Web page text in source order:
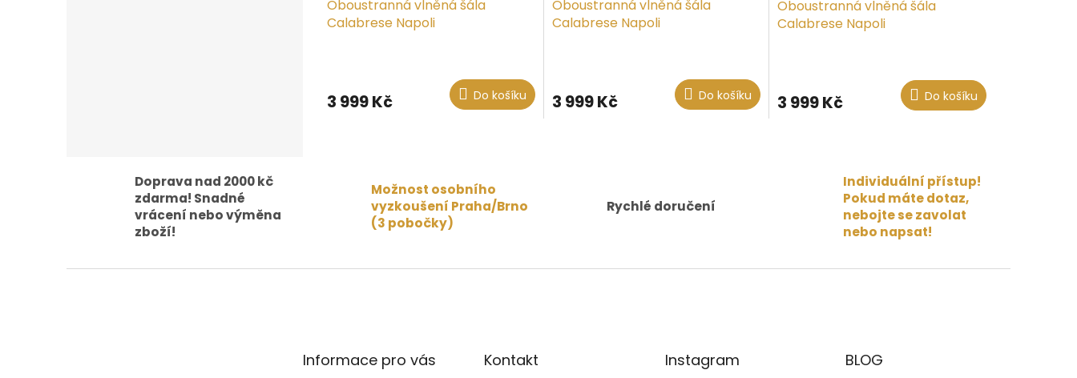
Oboustranná vlněná šála
Calabrese Napoli
3 999 Kč Do košíku
Oboustranná vlněná šála
Calabrese Napoli
3 999 Kč Do košíku
Oboustranná vlněná šála
Calabrese Napoli
3 999 Kč Do košíku
d
a
Doprava nad 2000 kč
zdarma! Snadné
vrácení nebo výměna
zboží!
Možnost osobního
vyzkoušení Praha/Brno
(3 pobočky)
Rychlé doručení
Individuální přístup!
Pokud máte dotaz,
nebojte se zavolat
nebo napsat!
Informace pro vás Kontakt Instagram BLOG